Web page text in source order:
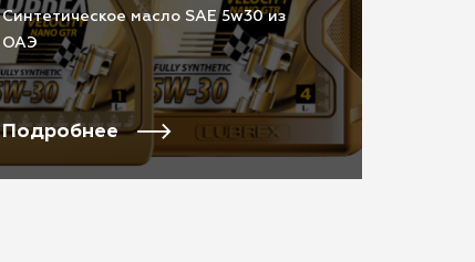
Cинтетическое масло SAE 5w30 из
ОАЭ
Подробнее